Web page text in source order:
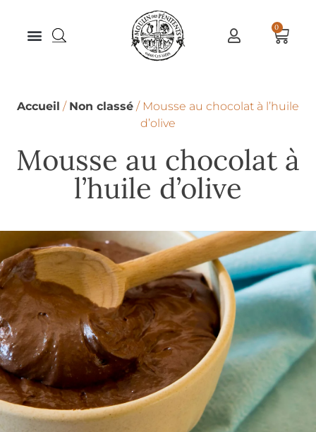
0
Accueil / Non classé / Mousse au chocolat à l’huile
d’olive
Mousse au chocolat à
l’huile d’olive